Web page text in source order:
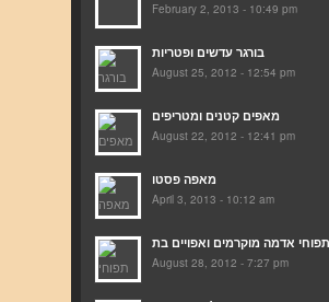
February 2, 2013 - 10:49 pm
בורגר עדשים ופטריות
August 25, 2012 - 12:54 pm
מאפים קטנים ומטריפים
August 22, 2012 - 12:41 pm
מאפה פסטו
April 3, 2013 - 10:12 am
August 28, 2012 - 7:27 pm